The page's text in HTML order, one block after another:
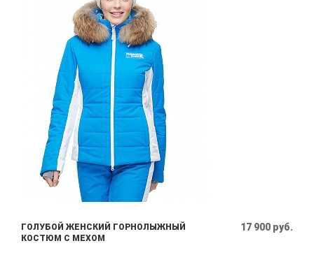
ГОЛУБОЙ ЖЕНСКИЙ ГОРНОЛЫЖНЫЙ
КОСТЮМ С МЕХОМ
17 900 руб.